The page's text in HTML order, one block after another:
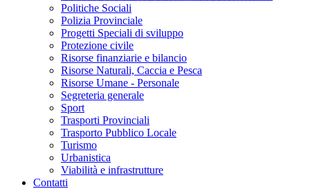
Politiche Sociali
Polizia Provinciale
Progetti Speciali di sviluppo
Protezione civile
Risorse finanziarie e bilancio
Risorse Naturali, Caccia e Pesca
Risorse Umane - Personale
Segreteria generale
Sport
Trasporti Provinciali
Trasporto Pubblico Locale
Turismo
Urbanistica
Viabilità e infrastrutture
Contatti